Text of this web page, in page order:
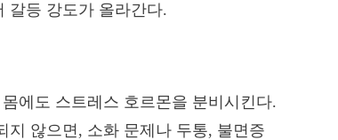
갈등 강도가 올라간다.
에도 스트레스 호르몬을 분비시킨다.
지 않으면, 소화 문제나 두통, 불면증